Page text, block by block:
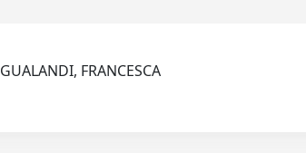
GUALANDI, FRANCESCA